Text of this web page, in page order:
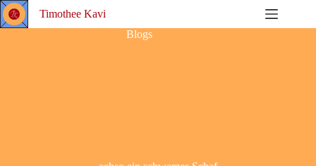
Zum
Inhalt
springen
Timothee Kavi
Blogs